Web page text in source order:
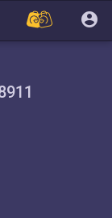
account_circle